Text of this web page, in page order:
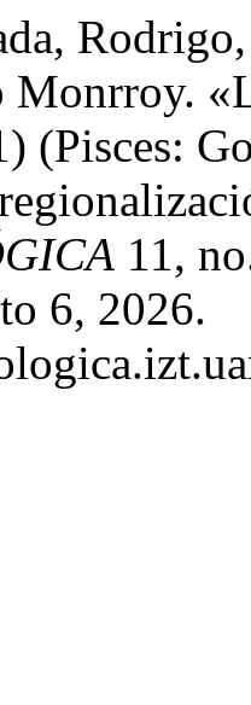
Monrroy.
(Pisces:
11,
6, 2026.